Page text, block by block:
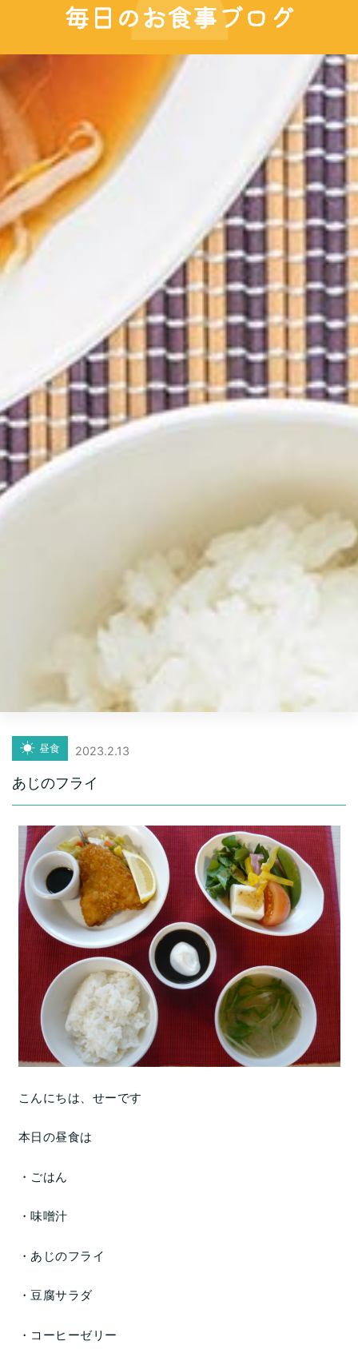
昼食 2023.2.13
あじのフライ
こんにちは、せーです
本日の昼食は
・ごはん
・味噌汁
・あじのフライ
・豆腐サラダ
・コーヒーゼリー